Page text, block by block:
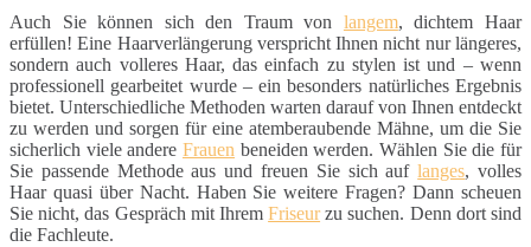
Auch Sie können sich den Traum von langem, dichtem Haar
erfüllen! Eine Haarverlängerung verspricht Ihnen nicht nur längeres,
sondern auch volleres Haar, das einfach zu stylen ist und – wenn
professionell gearbeitet wurde – ein besonders natürliches Ergebnis
bietet. Unterschiedliche Methoden warten darauf von Ihnen entdeckt
zu werden und sorgen für eine atemberaubende Mähne, um die Sie
sicherlich viele andere Frauen beneiden werden. Wählen Sie die für
Sie passende Methode aus und freuen Sie sich auflanges, volles
Haar quasi über Nacht. Haben Sie weitere Fragen? Dann scheuen
Sie nicht, das Gespräch mit IhremFriseurzu suchen. Denn dort sind
die Fachleute.